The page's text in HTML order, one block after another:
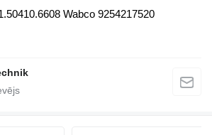
Wabco 9254217520